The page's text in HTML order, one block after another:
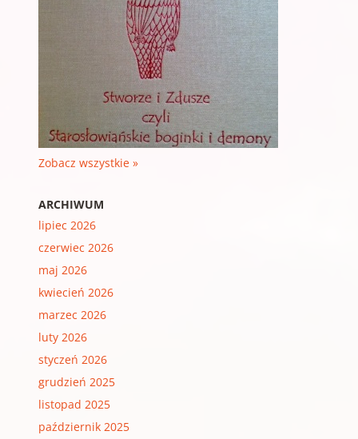
Zobacz wszystkie »
ARCHIWUM
lipiec 2026
czerwiec 2026
maj 2026
kwiecień 2026
marzec 2026
luty 2026
styczeń 2026
grudzień 2025
listopad 2025
październik 2025